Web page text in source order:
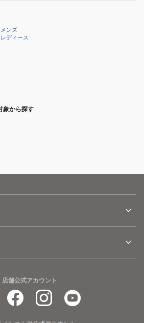
メンズ
レディース
象から探す
店舗公式アカウント